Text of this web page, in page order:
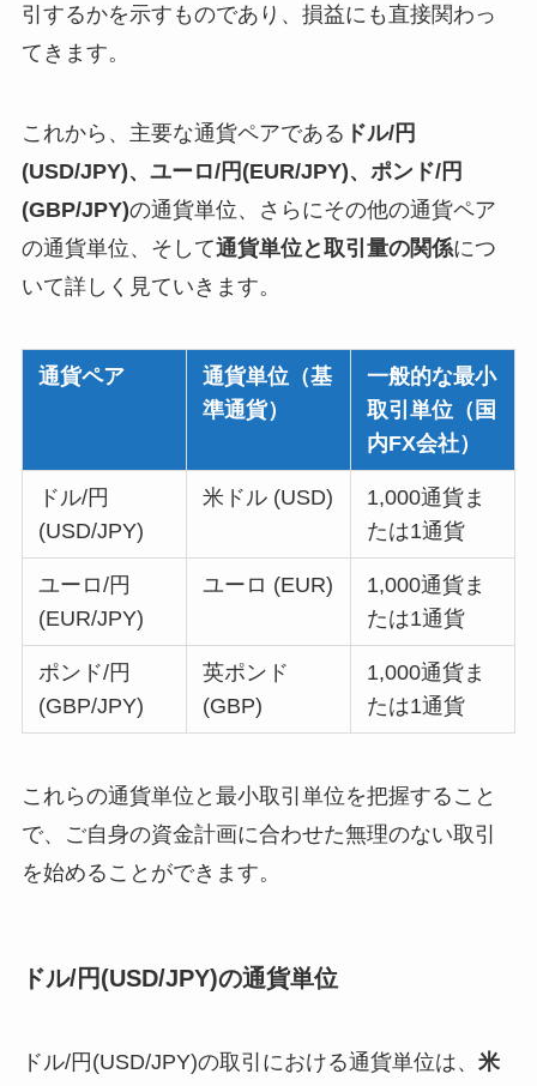
引するかを示すものであり、損益にも直接関わっ
てきます。
これから、主要な通貨ペアである ドル/円
(USD/JPY)、ユーロ/円(EUR/JPY)、ポンド/円
(GBP/JPY)の通貨単位、さらにその他の通貨ペア
の通貨単位、そして通貨単位と取引量の関係につ
いて詳しく見ていきます。
通貨ペア
通貨単位（基
準通貨）
一般的な最小
取引単位（国
内FX会社）
ドル/円
(USD/JPY)
米ドル (USD)
1,000通貨ま
たは1通貨
ユーロ/円
(EUR/JPY)
ユーロ (EUR)
1,000通貨ま
たは1通貨
ポンド/円
(GBP/JPY)
英ポンド
(GBP)
1,000通貨ま
たは1通貨
これらの通貨単位と最小取引単位を把握すること
で、ご自身の資金計画に合わせた無理のない取引
を始めることができます。
ドル/円(USD/JPY)の通貨単位
ドル/円(USD/JPY)の取引における通貨単位は、 米